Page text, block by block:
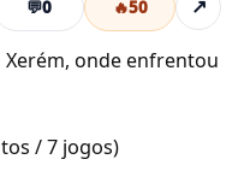
💬0 🔥50 ↗
onde enfrentou
/ 7 jogos)